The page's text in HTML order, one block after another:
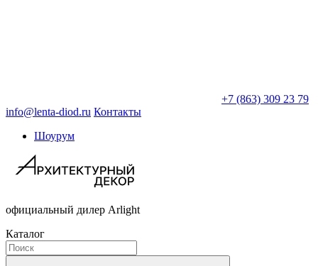
+7 (863) 309 23 79
info@lenta-diod.ru Контакты
Шоурум
официальный дилер Arlight
Каталог